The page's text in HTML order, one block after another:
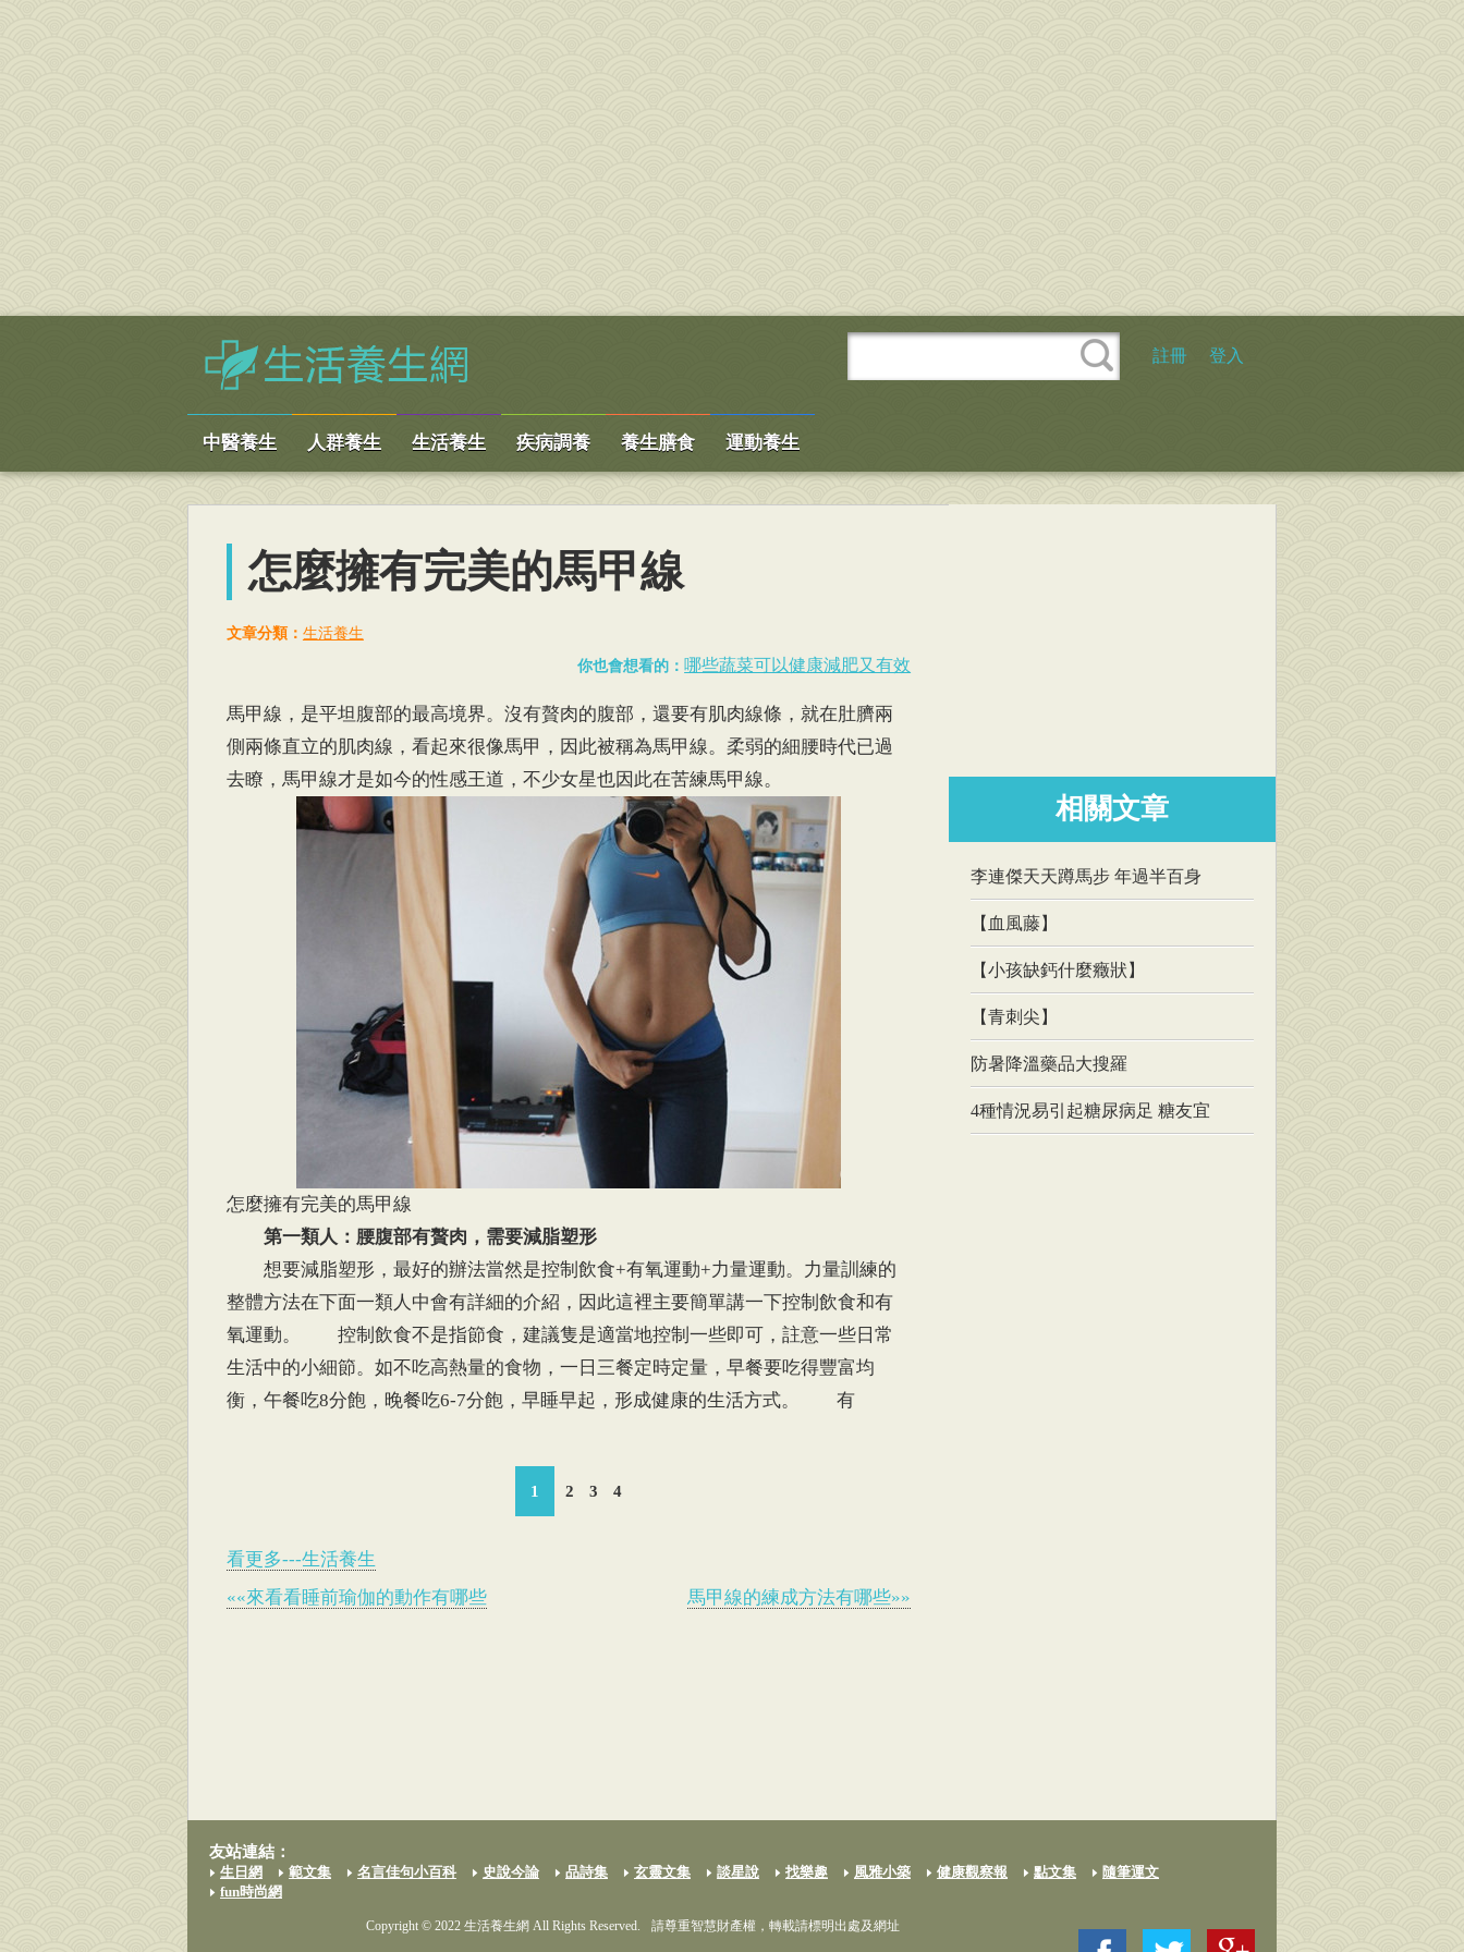
註冊 登入
中醫養生 人群養生 生活養生 疾病調養 養生膳食 運動養生
怎麼擁有完美的馬甲線
文章分類： 生活養生
你也會想看的：哪些蔬菜可以健康減肥又有效
馬甲線，是平坦腹部的最高境界。沒有贅肉的腹部，還要有肌肉線條，就在肚臍兩
側兩條直立的肌肉線，看起來很像馬甲，因此被稱為馬甲線。柔弱的細腰時代已過
去瞭，馬甲線才是如今的性感王道，不少女星也因此在苦練馬甲線。
怎麼擁有完美的馬甲線
第一類人：腰腹部有贅肉，需要減脂塑形
想要減脂塑形，最好的辦法當然是控制飲食+有氧運動+力量運動。力量訓練的
整體方法在下面一類人中會有詳細的介紹，因此這裡主要簡單講一下控制飲食和有
氧運動。 控制飲食不是指節食，建議隻是適當地控制一些即可，註意一些日常
生活中的小細節。如不吃高熱量的食物，一日三餐定時定量，早餐要吃得豐富均
衡，午餐吃8分飽，晚餐吃6-7分飽，早睡早起，形成健康的生活方式。 有
1 2 3 4
看更多---生活養生
««來看看睡前瑜伽的動作有哪些
馬甲線的練成方法有哪些»»
相關文章
李連傑天天蹲馬步 年過半百身
【血風藤】
【小孩缺鈣什麼癥狀】
【青刺尖】
防暑降溫藥品大搜羅
4種情況易引起糖尿病足 糖友宜
友站連結：
生日網 範文集 名言佳句小百科 史說今論 品詩集 玄靈文集 談星說 找樂趣 風雅小築 健康觀察報 點文集
隨筆運文
fun時尚網
Copyright © 2022 生活養生網 All Rights Reserved. 請尊重智慧財產權，轉載請標明出處及網址